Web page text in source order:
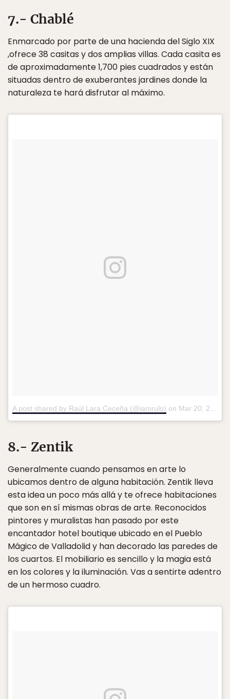
7.- Chablé
Enmarcado por parte de una hacienda del Siglo XIX
,ofrece 38 casitas y dos amplias villas. Cada casita es
de aproximadamente 1,700 pies cuadrados y están
situadas dentro de exuberantes jardines donde la
naturaleza te hará disfrutar al máximo.
A post shared by Raúl Lara Ceceña (@iamrulo) on Mar 20, 2017 at 3:08pm PDT
8.- Zentik
Generalmente cuando pensamos en arte lo
ubicamos dentro de alguna habitación. Zentik lleva
esta idea un poco más allá y te ofrece habitaciones
que son en sí mismas obras de arte. Reconocidos
pintores y muralistas han pasado por este
encantador hotel boutique ubicado en el Pueblo
Mágico de Valladolid y han decorado las paredes de
los cuartos. El mobiliario es sencillo y la magia está
en los colores y la iluminación. Vas a sentirte adentro
de un hermoso cuadro.